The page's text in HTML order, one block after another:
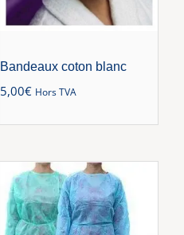
Bandeaux coton blanc
5,00€ Hors TVA